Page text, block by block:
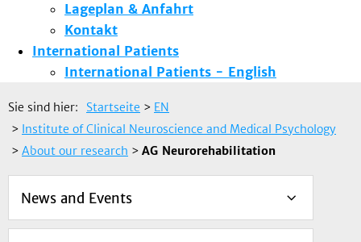
Lageplan & Anfahrt
Kontakt
International Patients
International Patients - English
Sie sind hier: Startseite > EN
> Institute of Clinical Neuroscience and Medical Psychology
> About our research > AG Neurorehabilitation
News and Events